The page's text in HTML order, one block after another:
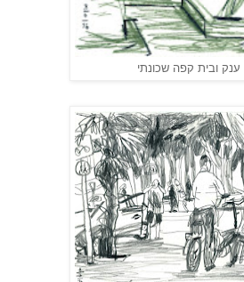
ענק ובית קפה שכונתי